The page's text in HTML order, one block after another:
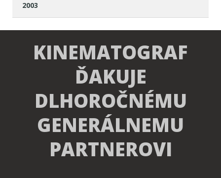
2003
KINEMATOGRAF
ĎAKUJE
DLHOROČNÉMU
GENERÁLNEMU
PARTNEROVI